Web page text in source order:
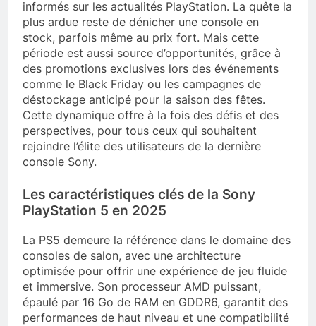
informés sur les actualités PlayStation. La quête la
plus ardue reste de dénicher une console en
stock, parfois même au prix fort. Mais cette
période est aussi source d’opportunités, grâce à
des promotions exclusives lors des événements
comme le Black Friday ou les campagnes de
déstockage anticipé pour la saison des fêtes.
Cette dynamique offre à la fois des défis et des
perspectives, pour tous ceux qui souhaitent
rejoindre l’élite des utilisateurs de la dernière
console Sony.
Les caractéristiques clés de la Sony
PlayStation 5 en 2025
La PS5 demeure la référence dans le domaine des
consoles de salon, avec une architecture
optimisée pour offrir une expérience de jeu fluide
et immersive. Son processeur AMD puissant,
épaulé par 16 Go de RAM en GDDR6, garantit des
performances de haut niveau et une compatibilité